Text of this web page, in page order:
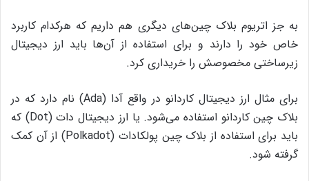
به جز اتریوم بلاک چین‌های دیگری هم داریم که هرکدام کاربرد
خاص خود را دارند و برای استفاده از آن‌ها باید ارز دیجیتال
زیرساختی مخصوصش را خریداری کرد.
برای مثال ارز دیجیتال کاردانو در واقع آدا (Ada) نام دارد که در
بلاک چین کاردانو استفاده می‌شود. یا ارز دیجیتال دات (Dot) که
باید برای استفاده از بلاک چین پولکادات (Polkadot) از آن کمک
گرفته شود.